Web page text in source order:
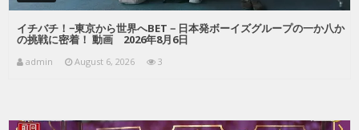
イチバチ！−東京から世界へBET－日本発ボーイズグループの一か八か
の挑戦に密着！ 動画 2026年8月6日
admin August 6, 2026 3